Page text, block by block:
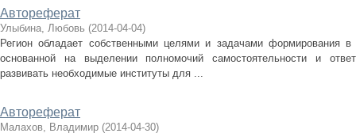
Автореферат
Улыбина, Любовь (2014-04-04)
Регион обладает собственными целями и задачами формирования в
основанной на выделении полномочий самостоятельности и
развивать необходимые институты для ...
Автореферат
Малахов, Владимир (2014-04-30)